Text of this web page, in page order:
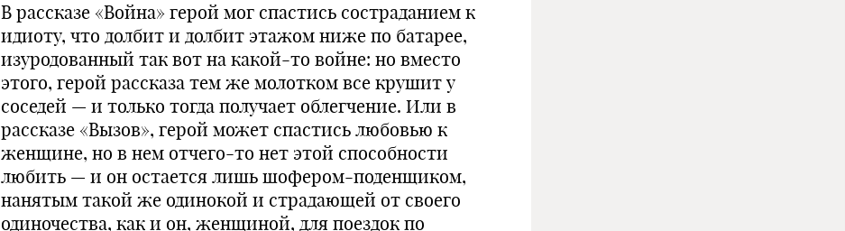
В рассказе «Война» герой мог спастись состраданием к
идиоту, что долбит и долбит этажом ниже по батарее,
изуродованный так вот на какой-то войне: но вместо
этого, герой рассказа тем же молотком все крушит у
соседей — и только тогда получает облегчение. Или в
рассказе «Вызов», герой может спастись любовью к
женщине, но в нем отчего-то нет этой способности
любить — и он остается лишь шофером-поденщиком,
нанятым такой же одинокой и страдающей от своего
одиночества, как и он, женщиной, для поездок по